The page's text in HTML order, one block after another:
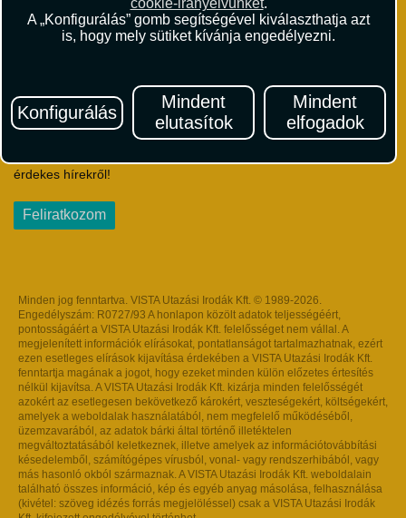
cookie-irányelvünket.
A „Konfigurálás” gomb segítségével kiválaszthatja azt
is, hogy mely sütiket kívánja engedélyezni.
Konfigurálás
Mindent
elutasítok
Mindent
elfogadok
Repülőjegy Szerződési Feltételek
Adatvédelem
Hírlevél
Iratkozzon fel Magyarország egyik legszínesebb utazási
érdekes hírekről!
Feliratkozom
Minden jog fenntartva. VISTA Utazási Irodák Kft. © 1989-2026.
Engedélyszám: R0727/93 A honlapon közölt adatok teljességéért,
pontosságáért a VISTA Utazási Irodák Kft. felelősséget nem vállal. A
megjelenített információk elírásokat, pontatlanságot tartalmazhatnak, ezért
ezen esetleges elírások kijavítása érdekében a VISTA Utazási Irodák Kft.
fenntartja magának a jogot, hogy ezeket minden külön előzetes értesítés
nélkül kijavítsa. A VISTA Utazási Irodák Kft. kizárja minden felelősségét
azokért az esetlegesen bekövetkező károkért, veszteségekért, költségekért,
amelyek a weboldalak használatából, nem megfelelő működéséből,
üzemzavarából, az adatok bárki által történő illetéktelen
megváltoztatásából keletkeznek, illetve amelyek az információtovábbítási
késedelemből, számítógépes vírusból, vonal- vagy rendszerhibából, vagy
más hasonló okból származnak. A VISTA Utazási Irodák Kft. weboldalain
található összes információ, kép és egyéb anyag másolása, felhasználása
(kivétel: szöveg idézés forrás megjelöléssel) csak a VISTA Utazási Irodák